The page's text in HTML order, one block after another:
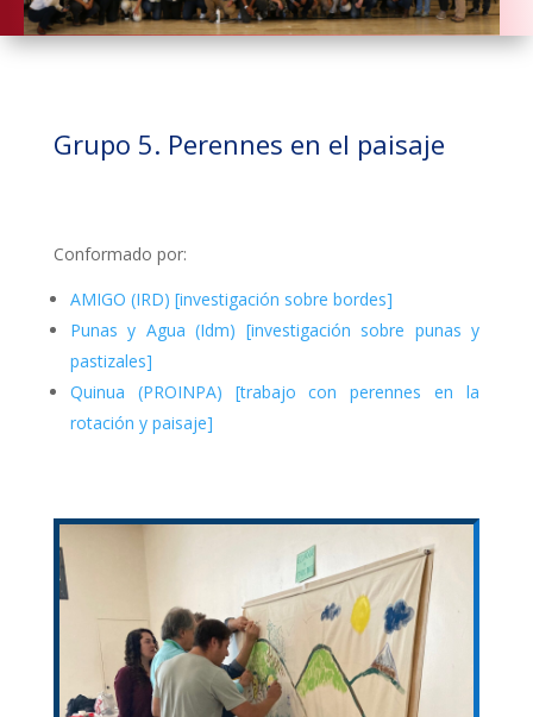
Grupo 5. Perennes en el paisaje
Conformado por:
AMIGO (IRD) [investigación sobre bordes]
Punas y Agua (Idm) [investigación sobre punas y
pastizales]
Quinua (PROINPA) [trabajo con perennes en la
rotación y paisaje]